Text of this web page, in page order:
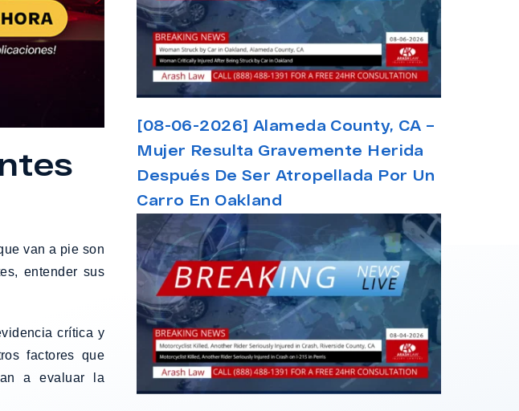
van a pie son
entender sus
crítica y
factores que
a evaluar la
[08-06-2026] Alameda County, CA –
Mujer Resulta Gravemente Herida
Después De Ser Atropellada Por Un
Carro En Oakland